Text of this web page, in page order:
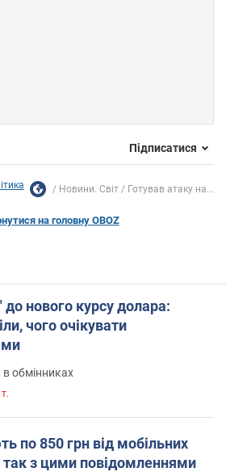
Підписатися
Новини. Світ Готував атаку на...
на головну OBOZ
нового курсу долара:
чого очікувати
обмінниках
по 850 грн від мобільних
так з цими повідомленнями